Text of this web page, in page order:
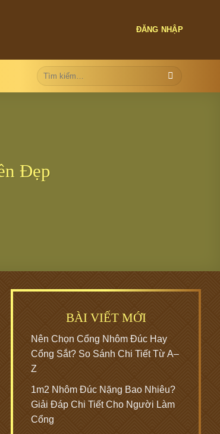
ĐĂNG NHẬP
Tìm
kiếm:
Đẹp
BÀI VIẾT MỚI
Nên Chọn Cổng Nhôm Đúc Hay
Cổng Sắt? So Sánh Chi Tiết Từ A–
Z
1m2 Nhôm Đúc Nặng Bao Nhiêu?
Giải Đáp Chi Tiết Cho Người Làm
Cổng